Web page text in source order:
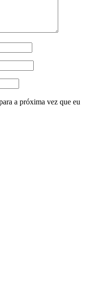
a próxima vez que eu